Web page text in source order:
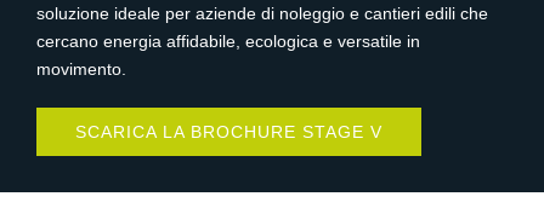
soluzione ideale per aziende di noleggio e cantieri edili che
cercano energia affidabile, ecologica e versatile in
movimento.
SCARICA LA BROCHURE STAGE V